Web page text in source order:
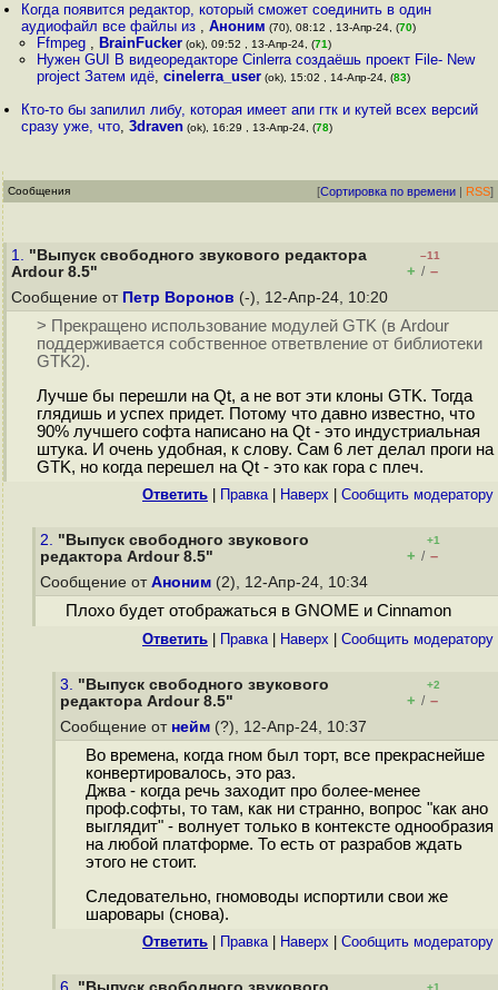
Когда появится редактор, который сможет соединить в один
аудиофайл все файлы из ,Аноним (70), 08:12 , 13-Апр-24, (70)
Ffmpeg , BrainFucker(ok), 09:52 , 13-Апр-24, (71)
Нужен GUI В видеоредакторе Cinlerra создаёшь проект File- New
project Затем идё, cinelerra_user(ok), 15:02 , 14-Апр-24, (83)
Кто-то бы запилил либу, которая имеет апи гтк и кутей всех версий
сразу уже, что,3draven (ok), 16:29 , 13-Апр-24, (78)
Сообщения [Сортировка по времени | RSS]
1. "Выпуск свободного звукового редактора
Ardour 8.5"
–11
+ / –
Сообщение от Петр Воронов (-), 12-Апр-24, 10:20
> Прекращено использование модулей GTK (в Ardour
поддерживается собственное ответвление от библиотеки
GTK2).
Лучше бы перешли на Qt, а не вот эти клоны GTK. Тогда
глядишь и успех придет. Потому что давно известно, что
90% лучшего софта написано на Qt - это индустриальная
штука. И очень удобная, к слову. Сам 6 лет делал проги на
GTK, но когда перешел на Qt - это как гора с плеч.
Ответить Правка| Наверх Cообщить модератору
2. "Выпуск свободного звукового
редактора Ardour 8.5"
+1
+ / –
Сообщение от Аноним (2), 12-Апр-24, 10:34
Плохо будет отображаться в GNOME и Cinnamon
Ответить Правка| Наверх Cообщить модератору
3. "Выпуск свободного звукового
редактора Ardour 8.5"
+2
+ / –
Сообщение от нейм (?), 12-Апр-24, 10:37
Во времена, когда гном был торт, все прекраснейше
конвертировалось, это раз.
Джва - когда речь заходит про более-менее
проф.софты, то там, как ни странно, вопрос "как ано
выглядит" - волнует только в контексте однообразия
на любой платформе. То есть от разрабов ждать
этого не стоит.
Следовательно, гномоводы испортили свои же
шаровары (снова).
Ответить Правка| Наверх Cообщить модератору
+1